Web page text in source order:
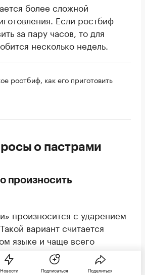
более сложной
Если ростбиф
за пару часов, то для
несколько недель.
ростбиф, как его приготовить
о пастрами
произносить
произносится с ударением
вариант считается
языке и чаще всего
Новости Подписаться Поделиться